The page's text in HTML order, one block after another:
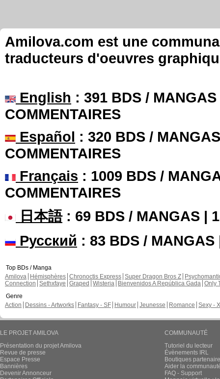
Amilova.com est une
traducteurs d'oeuvres
English : 391 BDS /
COMMENTAIRES
Español : 320 BDS /
COMMENTAIRES
Français : 1009 BDS /
COMMENTAIRES
日本語: 69 BDS / MANGAS |
Русский : 83 BDS / MANGAS
Top BDs / Manga
Amilova
Hémisphères Chronoctis Express Super Dragon Bros Z
Connection Sethxfaye Graped Wisteria Bienvenidos A República Gada Only
Genre
Action
Dessins - Artworks Fantasy - SF Humour Jeunesse Romance Sexy -
LE PROJET AMILOVA
Présentation du projet Amilova
Revue de presse
Espace Presse
Bannières
Devenir Annonceur
COMMUNAUTÉ
Tutoriel du lecteur
Évènements IRL
Boutiques
Aider la
FAQ - Support